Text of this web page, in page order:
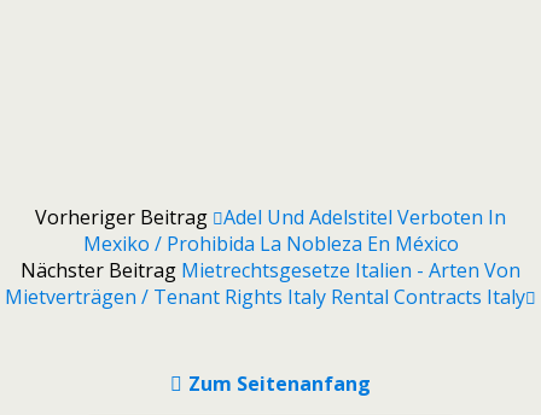
Vorheriger Beitrag Adel Und Adelstitel Verboten In
Mexiko / Prohibida La Nobleza En México
Nächster Beitrag Mietrechtsgesetze Italien - Arten Von
Mietverträgen / Tenant Rights Italy Rental Contracts Italy
Zum Seitenanfang